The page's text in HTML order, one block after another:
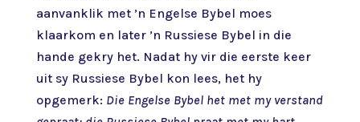
aanvanklik met ’n Engelse Bybel moes
klaarkom en later ’n Russiese Bybel in die
hande gekry het. Nadat hy vir die eerste keer
uit sy Russiese Bybel kon lees, het hy
opgemerk: Die Engelse Bybel het met my verstand